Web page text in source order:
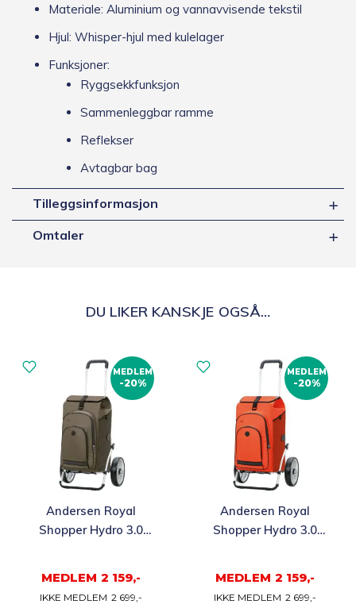
Materiale: Aluminium og vannavvisende tekstil
Hjul: Whisper-hjul med kulelager
Funksjoner:
Ryggsekkfunksjon
Sammenleggbar ramme
Reflekser
Avtagbar bag
Tilleggsinformasjon
Omtaler
DU LIKER KANSKJE OGSÅ…
MEDLEM
-20%
Andersen Royal
Shopper Hydro 3.0
MEDLEM 2 159,-
IKKE MEDLEM 2 699,-
MEDLEM
-20%
Andersen Royal
Shopper Hydro 3.0
MEDLEM 2 159,-
IKKE MEDLEM 2 699,-